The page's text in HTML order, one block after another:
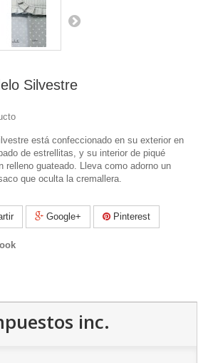
Silvestre
está confeccionado en su exterior en
de estrellitas, y su interior de piqué
relleno guateado. Lleva como adorno un
que oculta la cremallera.
Google+ Pinterest
inc.